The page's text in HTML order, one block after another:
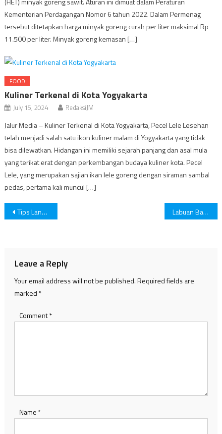
Kementerian Perdagangan Nomor 6 tahun 2022. Dalam Permenag
tersebut ditetapkan harga minyak goreng curah per liter maksimal Rp
11.500 per liter. Minyak goreng kemasan […]
FOOD
Kuliner Terkenal di Kota Yogyakarta
July 15, 2024 RedaksiJM
Jalur Media – Kuliner Terkenal di Kota Yogyakarta, Pecel Lele Lesehan
telah menjadi salah satu ikon kuliner malam di Yogyakarta yang tidak
bisa dilewatkan. Hidangan ini memiliki sejarah panjang dan asal mula
yang terikat erat dengan perkembangan budaya kuliner kota. Pecel
Lele, yang merupakan sajian ikan lele goreng dengan siraman sambal
pedas, pertama kali muncul […]
Post
Tips Langkah Sukses Memulai Karir Bagi Fresh Graduate Labuan Bajo: Destinasi Wisata Kelas Dunia
Leave a Reply
Your email address will not be published.Required fields are
marked *
Comment*
Name *